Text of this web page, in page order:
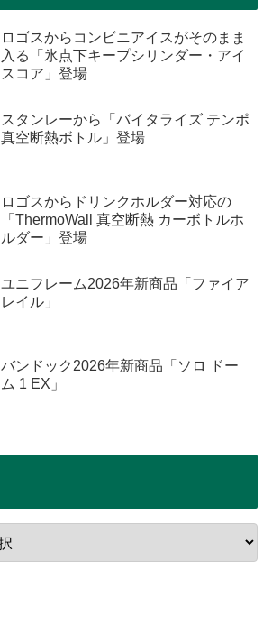
ロゴスからコンビニアイスがそのまま
入る「氷点下キープシリンダー・アイ
スコア」登場
スタンレーから「バイタライズ テンポ
真空断熱ボトル」登場
ロゴスからドリンクホルダー対応の
「ThermoWall 真空断熱 カーボトルホ
ルダー」登場
ユニフレーム2026年新商品「ファイア
レイル」
バンドック2026年新商品「ソロ ドー
ム 1 EX」